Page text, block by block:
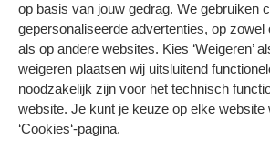
op basis van jouw gedrag. We gebruiken
gepersonaliseerde advertenties, op zowel
als op andere websites. Kies ‘Weigeren’
weigeren plaatsen wij uitsluitend
noodzakelijk zijn voor het technisch
website. Je kunt je keuze op elke website
‘Cookies‘-pagina.
HIER KOMT ALLES
Privacy
Cookies